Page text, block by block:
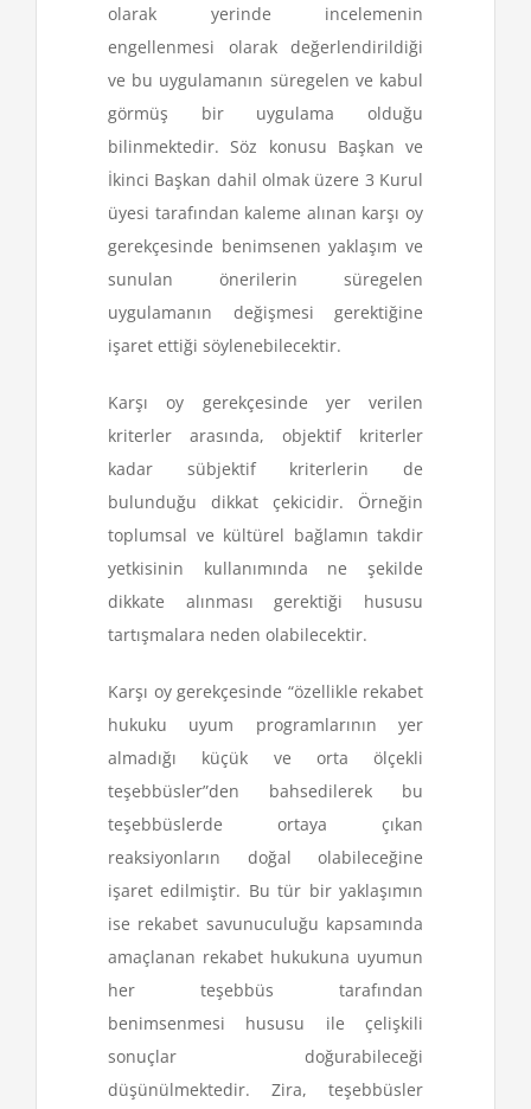
olarak yerinde incelemenin
engellenmesi olarak değerlendirildiği
ve bu uygulamanın süregelen ve kabul
görmüş bir uygulama olduğu
bilinmektedir. Söz konusu Başkan ve
İkinci Başkan dahil olmak üzere 3 Kurul
üyesi tarafından kaleme alınan karşı oy
gerekçesinde benimsenen yaklaşım ve
sunulan önerilerin süregelen
uygulamanın değişmesi gerektiğine
işaret ettiği söylenebilecektir.
Karşı oy gerekçesinde yer verilen
kriterler arasında, objektif kriterler
kadar sübjektif kriterlerin de
bulunduğu dikkat çekicidir. Örneğin
toplumsal ve kültürel bağlamın takdir
yetkisinin kullanımında ne şekilde
dikkate alınması gerektiği hususu
tartışmalara neden olabilecektir.
Karşı oy gerekçesinde “özellikle rekabet
hukuku uyum programlarının yer
almadığı küçük ve orta ölçekli
teşebbüsler”den bahsedilerek bu
teşebbüslerde ortaya çıkan
reaksiyonların doğal olabileceğine
işaret edilmiştir. Bu tür bir yaklaşımın
ise rekabet savunuculuğu kapsamında
amaçlanan rekabet hukukuna uyumun
her teşebbüs tarafından
benimsenmesi hususu ile çelişkili
sonuçlar doğurabileceği
düşünülmektedir. Zira, teşebbüsler